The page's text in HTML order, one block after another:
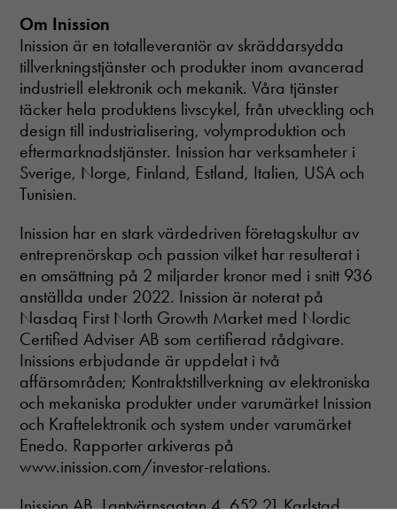
Om Inission
Inission är en totalleverantör av skräddarsydda
tillverkningstjänster och produkter inom avancerad
industriell elektronik och mekanik. Våra tjänster
täcker hela produktens livscykel, från utveckling och
design till industrialisering, volymproduktion och
eftermarknadstjänster. Inission har verksamheter i
Sverige, Norge, Finland, Estland, Italien, USA och
Tunisien.
Inission har en stark värdedriven företagskultur av
entreprenörskap och passion vilket har resulterat i
en omsättning på 2 miljarder kronor med i snitt 936
anställda under 2022. Inission är noterat på
Nasdaq First North Growth Market med Nordic
Certified Adviser AB som certifierad rådgivare.
Inissions erbjudande är uppdelat i två
affärsområden; Kontraktstillverkning av elektroniska
och mekaniska produkter under varumärket Inission
och Kraftelektronik och system under varumärket
Enedo. Rapporter arkiveras på
www.inission.com/investor-relations.
Inission AB, Lantvärnsgatan 4, 652 21 Karlstad